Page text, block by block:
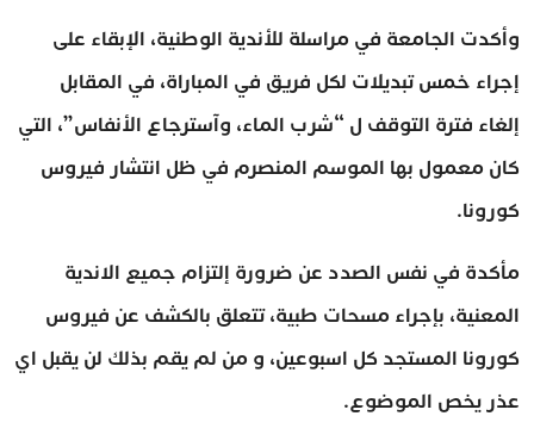
وأكدت الجامعة في مراسلة للأندية الوطنية، الإبقاء على
إجراء خمس تبديلات لكل فريق في المباراة، في المقابل
إلغاء فترة التوقف ل “شرب الماء، وآسترجاع الأنفاس”، التي
كان معمول بها الموسم المنصرم في ظل انتشار فيروس
كورونا.
مأكدة في نفس الصدد عن ضرورة إلتزام جميع الاندية
المعنية، بإجراء مسحات طبية، تتعلق بالكشف عن فيروس
كورونا المستجد كل اسبوعين، و من لم يقم بذلك لن يقبل اي
عذر يخص الموضوع.